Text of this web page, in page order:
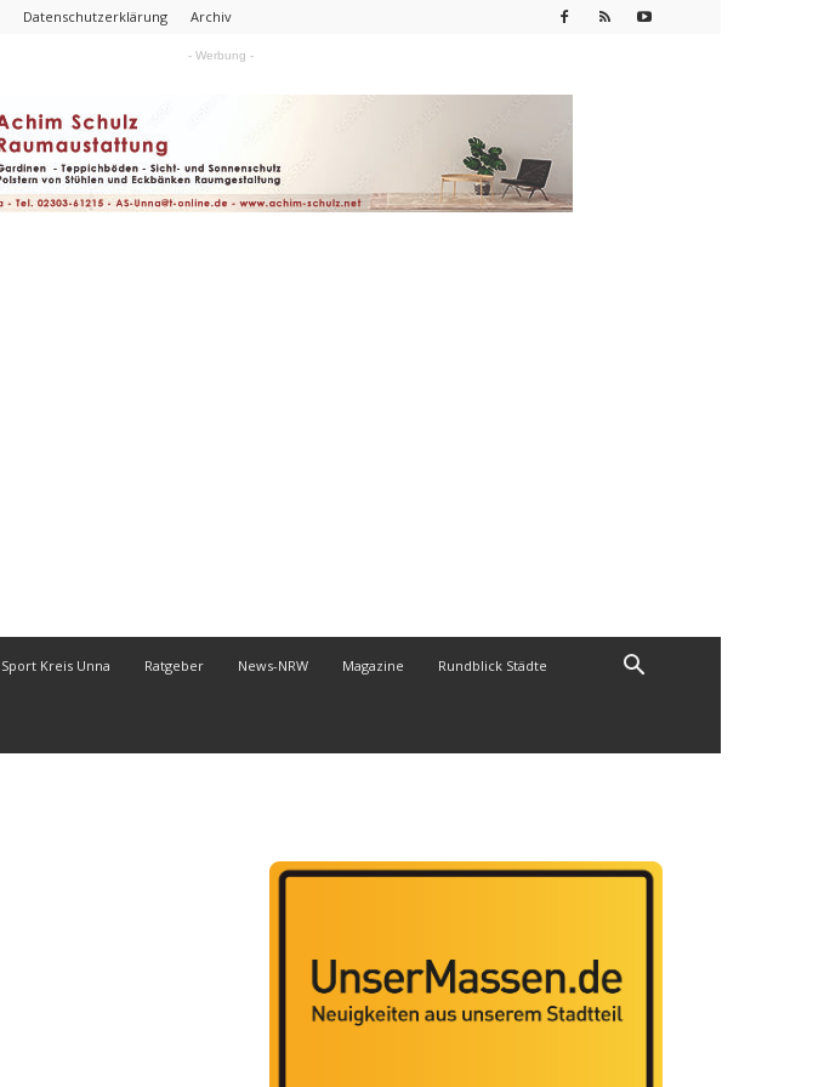
Datenschutzerklärung Archiv
- Werbung -
Sport Kreis Unna Ratgeber News-NRW Magazine Rundblick Städte